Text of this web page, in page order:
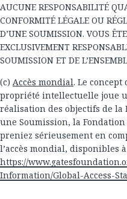
AUCUNE RESPONSABILITÉ
CONFORMITÉ LÉGALE OU
D’UNE SOUMISSION. VOUS
EXCLUSIVEMENT
SOUMISSION ET DE
(c)Accès mondial. Le concept
propriété intellectuelle joue
réalisation des objectifs de la
une Soumission, la
preniez sérieusement en
l’accès mondial, disponibles
https://
Information/Global-Access-